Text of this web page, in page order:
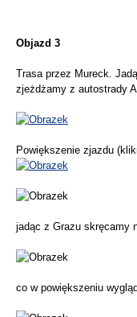
Objazd 3
Trasa przez Mureck.
zjeżdżamy z autostrady
Powiększenie zjazdu
jadąc z Grazu skręcamy
co w powiększeniu